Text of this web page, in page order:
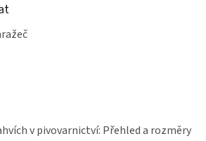
v pivovarnictví: Přehled a rozměry